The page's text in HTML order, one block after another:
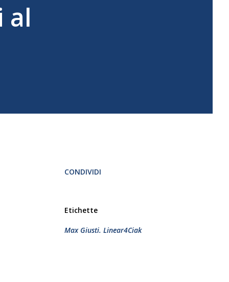
al
CONDIVIDI
Etichette
Max Giusti. Linear4Ciak